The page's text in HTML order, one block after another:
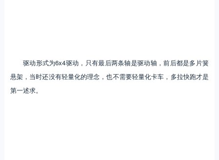
驱动形式为6x4驱动，只有最后两条轴是驱动轴，前后都是多片簧
悬架，当时还没有轻量化的理念，也不需要轻量化卡车，多拉快跑才是
第一述求。